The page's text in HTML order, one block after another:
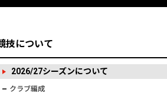
技について
2026/27シーズンについて
クラブ編成